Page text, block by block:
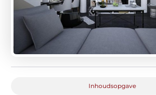
Inhoudsopgave